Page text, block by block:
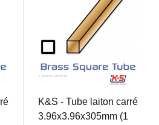
KS8152
K&S - Tube laiton carré
3.96x3.96x305mm (1